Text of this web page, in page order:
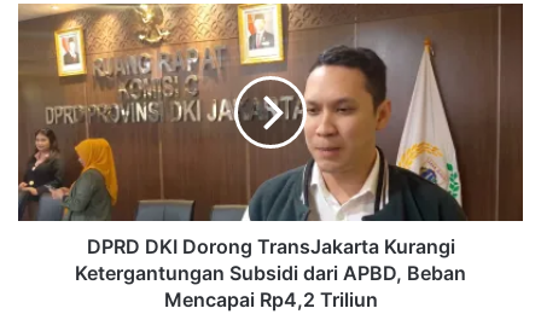
Domestik
DPRD
Dorong
TransJakarta
Kurangi
Ketergantungan
Subsidi
dari
APBD,
Mencapai
DPRD DKI Dorong TransJakarta Kurangi
Ketergantungan Subsidi dari APBD, Beban
Mencapai Rp4,2 Triliun